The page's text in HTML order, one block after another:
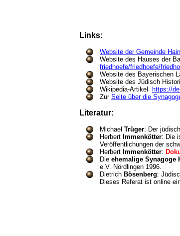
Links:
Website der Gemeinde
Website des Hauses der
friedhoefe/friedhoefe/
Website des Bayerischen
Website des Jüdisch
Wikipedia-Artikel
https://
Zur Seite über die
Literatur:
Michael Trüger: Der
Herbert Immenkötter: Die
Veröffentlichungen der
Herbert Immenkötter:
Die ehemalige Synagoge
e.V. Nördlingen 1996.
Dietrich Bösenberg:
Dieses Referat ist online